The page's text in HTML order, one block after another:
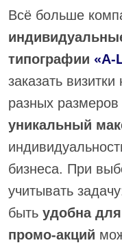
Всё больше
типографии «А-
заказать
разных
уникальный
бизнеса. При
учитывать
быть удобна
промо-акций